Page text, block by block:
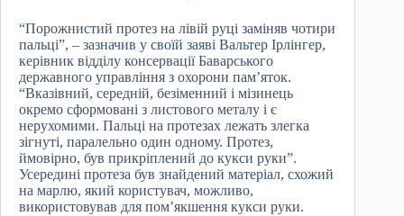
“Порожнистий протез на лівій руці заміняв чотири
пальці”, – зазначив у своїй заяві Вальтер Ірлінгер,
керівник відділу консервації Баварського
державного управління з охорони пам’яток.
“Вказівний, середній, безіменний і мізинець
окремо сформовані з листового металу і є
нерухомими. Пальці на протезах лежать злегка
зігнуті, паралельно один одному. Протез,
ймовірно, був прикріплений до кукси руки”.
Усередині протеза був знайдений матеріал, схожий
на марлю, який користувач, можливо,
використовував для пом’якшення кукси руки.